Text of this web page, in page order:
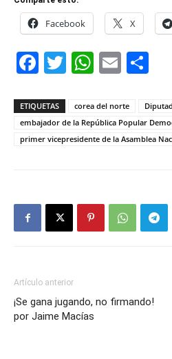
Facebook X
Facebook
TwitterEmail
ETIQUETAS corea del norte
embajador de la República Popular
primer vicepresidente de la Asamblea
Artículo anterior
¡Se gana jugando, no firmando!
por Jaime Macías